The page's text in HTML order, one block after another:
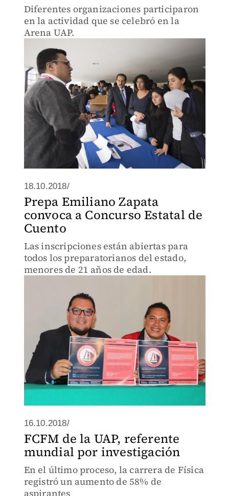
Diferentes organizaciones participaron
en la actividad que se celebró en la
Arena UAP.
18.10.2018/
Prepa Emiliano Zapata
convoca a Concurso Estatal de
Cuento
Las inscripciones están abiertas para
todos los preparatorianos del estado,
menores de 21 años de edad.
16.10.2018/
FCFM de la UAP, referente
mundial por investigación
En el último proceso, la carrera de Física
registró un aumento de 58% de
aspirantes